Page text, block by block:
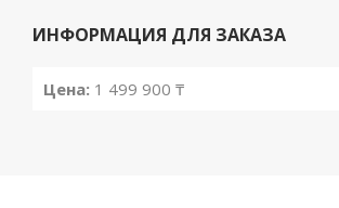
ИНФОРМАЦИЯ ДЛЯ ЗАКАЗА
Цена: 1 499 900 ₸